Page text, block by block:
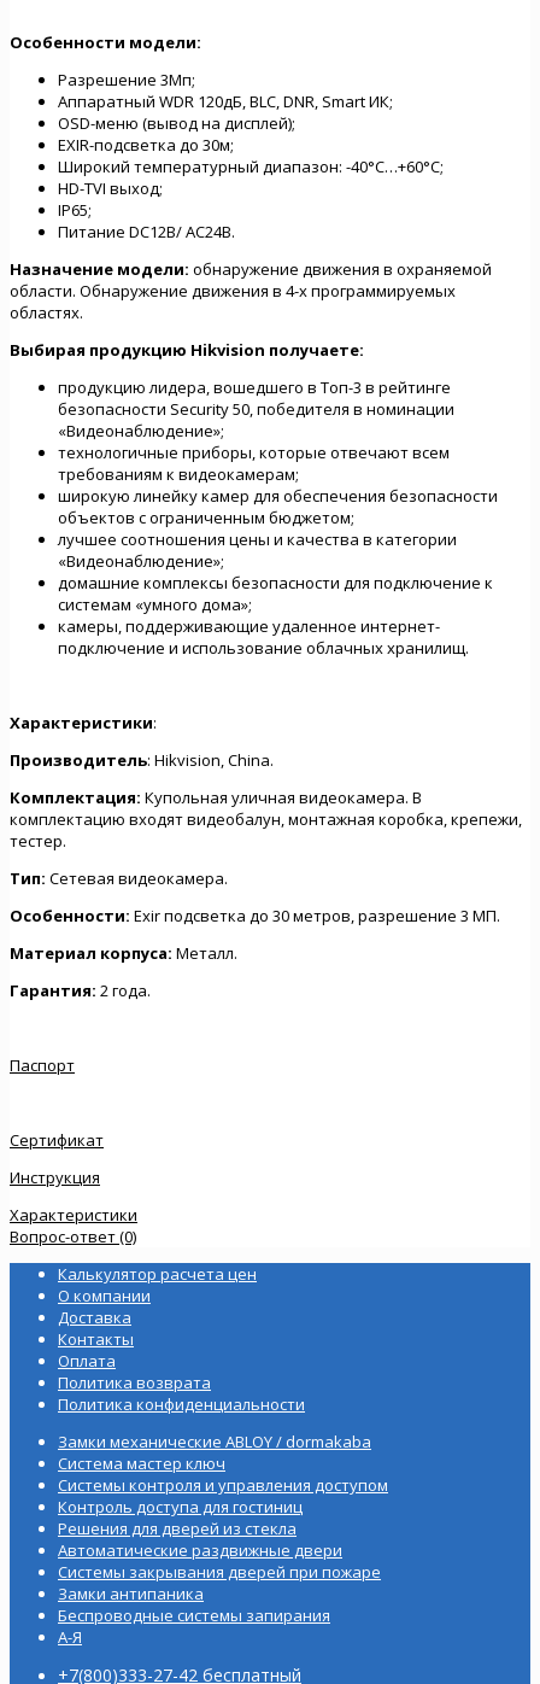
Особенности модели:
Разрешение 3Мп;
Аппаратный WDR 120дБ, BLC, DNR, Smart ИК;
OSD-меню (вывод на дисплей);
EXIR-подсветка до 30м;
Широкий температурный диапазон: -40°C…+60°C;
HD-TVI выход;
IP65;
Питание DC12В/ AC24B.
Назначение модели: обнаружение движения в охраняемой
области. Обнаружение движения в 4-х программируемых
областях.
Выбирая продукцию Hikvision получаете:
продукцию лидера, вошедшего в Топ-3 в рейтинге
безопасности Security 50, победителя в номинации
«Видеонаблюдение»;
технологичные приборы, которые отвечают всем
требованиям к видеокамерам;
широкую линейку камер для обеспечения безопасности
объектов с ограниченным бюджетом;
лучшее соотношения цены и качества в категории
«Видеонаблюдение»;
домашние комплексы безопасности для подключение к
системам «умного дома»;
камеры, поддерживающие удаленное интернет-
подключение и использование облачных хранилищ.
Характеристики:
Производитель: Hikvision, China.
Комплектация: Купольная уличная видеокамера. В
комплектацию входят видеобалун, монтажная коробка, крепежи,
тестер.
Тип: Сетевая видеокамера.
Особенности: Exir подсветка до 30 метров, разрешение 3 МП.
Материал корпуса: Металл.
Гарантия: 2 года.
Паспорт
Сертификат
Инструкция
Характеристики
Вопрос-ответ (0)
Калькулятор расчета цен
О компании
Доставка
Контакты
Оплата
Политика возврата
Политика конфиденциальности
Замки механические ABLOY / dormakaba
Система мастер ключ
Системы контроля и управления доступом
Контроль доступа для гостиниц
Решения для дверей из стекла
Автоматические раздвижные двери
Системы закрывания дверей при пожаре
Замки антипаника
Беспроводные системы запирания
А-Я
+7(800)333-27-42 бесплатный